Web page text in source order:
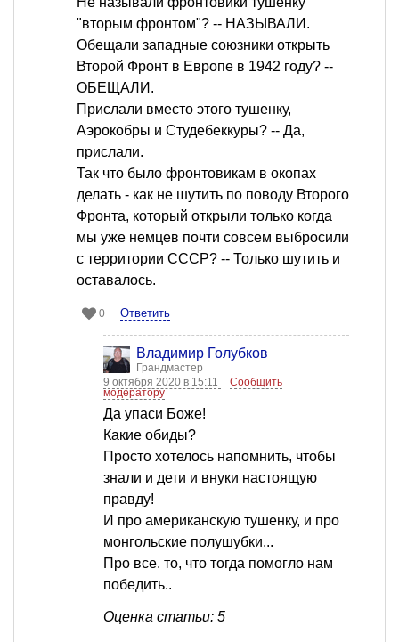
"вторым фронтом"? -- НАЗЫВАЛИ.
Обещали западные союзники открыть
Второй Фронт в Европе в 1942 году? --
ОБЕЩАЛИ.
Прислали вместо этого тушенку,
Аэрокобры и Студебеккуры? -- Да,
прислали.
Так что было фронтовикам в окопах
делать - как не шутить по поводу Второго
Фронта, который открыли только когда
мы уже немцев почти совсем выбросили
с территории СССР? -- Только шутить и
оставалось.
0 Ответить
Владимир Голубков
Грандмастер
9 октября 2020 в 15:11
Сообщить
модератору
Да упаси Боже!
Какие обиды?
Просто хотелось напомнить, чтобы
знали и дети и внуки настоящую
правду!
И про американскую тушенку, и про
монгольские полушубки...
Про все. то, что тогда помогло нам
победить..
Оценка статьи: 5